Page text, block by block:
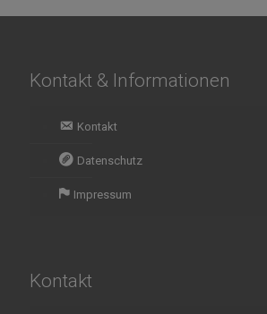
Kontakt & Informationen
Kontakt
Datenschutz
Impressum
Kontakt